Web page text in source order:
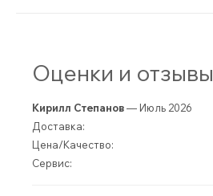
Оценки и отзывы
Кирилл Степанов— Июль 2026
Доставка:
Цена/Качество:
Сервис: